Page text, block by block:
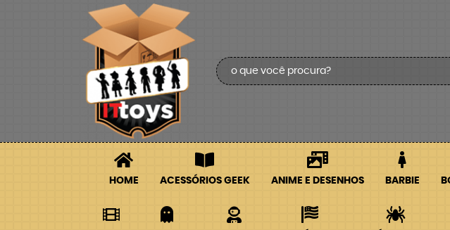
HOME ACESSÓRIOS GEEK ANIME E DESENHOS BARBIE